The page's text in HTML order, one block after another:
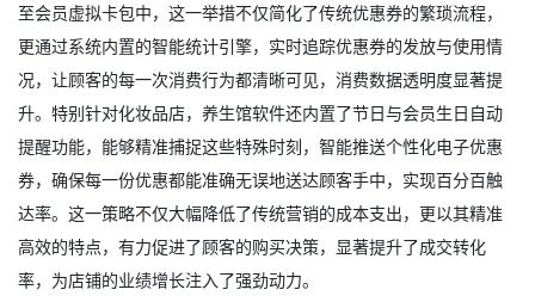
至会员虚拟卡包中，这一举措不仅简化了传统优惠券的繁琐流程，
更通过系统内置的智能统计引擎，实时追踪优惠券的发放与使用情
况，让顾客的每一次消费行为都清晰可见，消费数据透明度显著提
升。特别针对化妆品店，养生馆软件还内置了节日与会员生日自动
提醒功能，能够精准捕捉这些特殊时刻，智能推送个性化电子优惠
券，确保每一份优惠都能准确无误地送达顾客手中，实现百分百触
达率。这一策略不仅大幅降低了传统营销的成本支出，更以其精准
高效的特点，有力促进了顾客的购买决策，显著提升了成交转化
率，为店铺的业绩增长注入了强劲动力。